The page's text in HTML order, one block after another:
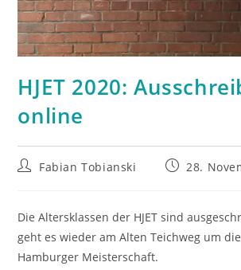
HJET 2020:
online
Beitrags-
Fabian Tobianski
Beitrag
28.
Die Altersklassen der HJET sind
geht es wieder am Alten Teichweg um
Hamburger Meisterschaft.